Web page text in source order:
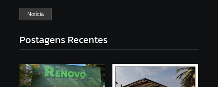
Notícia
Postagens Recentes